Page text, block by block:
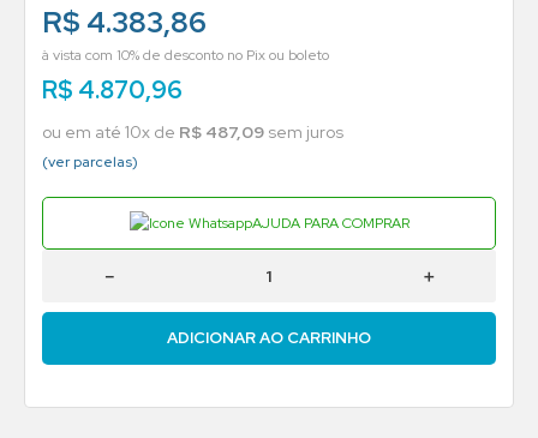
R$ 4.383,86
à vista com 10% de desconto no Pix ou boleto
R$ 4.870,96
ou em até 10x de R$ 487,09 sem juros
(ver parcelas)
AJUDA PARA COMPRAR
＋
－
ADICIONAR AO CARRINHO